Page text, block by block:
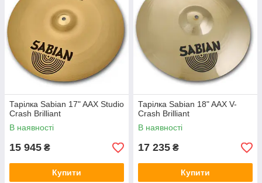
Тарілка Sabian 17" AAX Studio
Crash Brilliant
В наявності
15 945 ₴
Купити
Тарілка Sabian 18" AAX V-
Crash Brilliant
В наявності
17 235 ₴
Купити